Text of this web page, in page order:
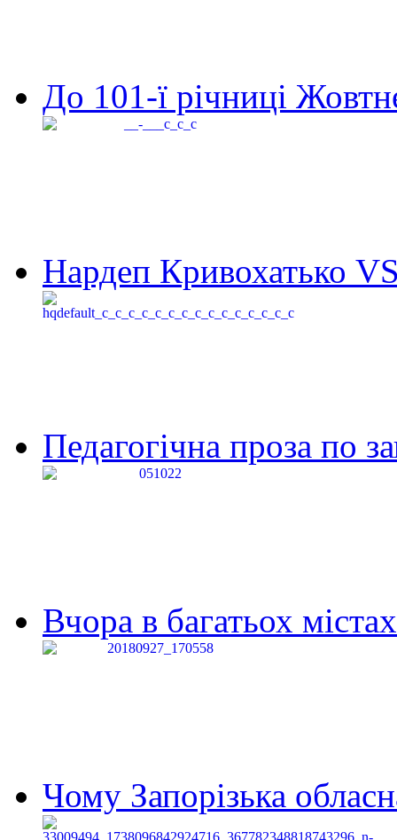
До 101-ї річниці
Нардеп Кривохатько
Педагогічна проза по
Вчора в багатьох
Чому Запорізька